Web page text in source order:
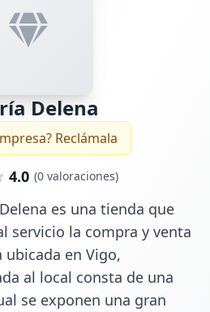
Delena
Reclámala
4.0 (0valoraciones)
es una tienda que
servicio la compra y venta
ubicada en Vigo,
al local consta de una
se exponen una gran